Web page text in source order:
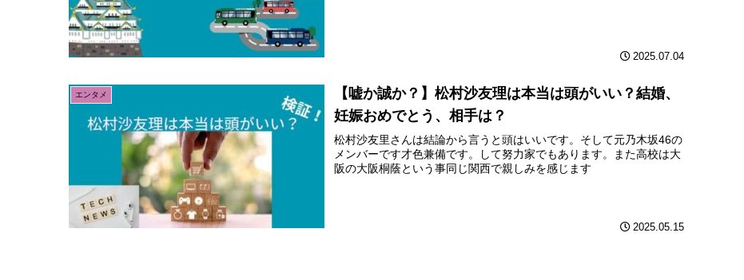
2025.07.04
エンタメ
【嘘か誠か？】松村沙友理は本当は頭がいい？結婚、
妊娠おめでとう、相手は？
松村沙友里さんは結論から言うと頭はいいです。そして元乃木坂46の
メンバーです才色兼備です。して努力家でもあります。また高校は大
阪の大阪桐蔭という事同じ関西で親しみを感じます
2025.05.15